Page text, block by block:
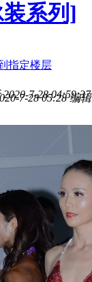
系列]
7-28 04:59:37
7-28 05:28 编辑